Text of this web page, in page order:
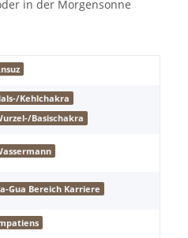
in der Morgensonne
Kehlchakra
Basischakra
Gua Bereich Karriere